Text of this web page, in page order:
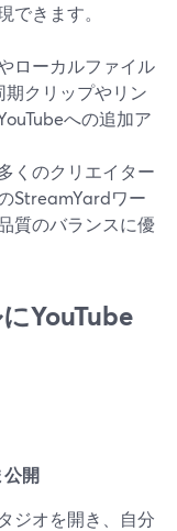
できます。
ローカルファイル
クリップやリン
への追加ア
くのクリエイター
StreamYardワー
質のバランスに優
YouTube
開
ジオを開き、自分